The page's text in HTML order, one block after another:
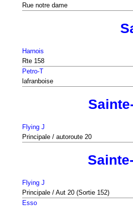
Rue notre dame
Harnois
Rte 158
Petro-T
lafranboise
Flying J
Principale / autoroute 20
Flying J
Principale / Aut 20 (Sortie 152)
Esso